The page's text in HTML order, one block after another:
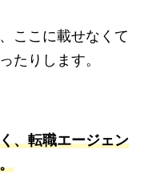
ここに載せなくて
たりします。
、転職エージェン